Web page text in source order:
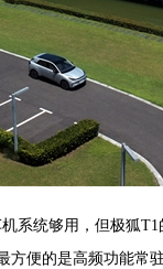
系统够用，但极狐
方便的是高频功能常